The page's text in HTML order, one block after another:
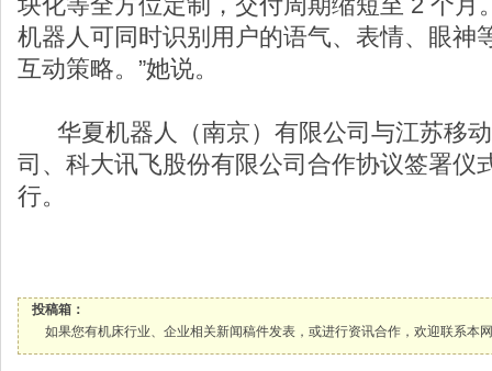
机器人可同时识别用户的语气、表情、眼神
互动策略。”她说。
华夏机器人（南京）有限公司与江苏移
司、科大讯飞股份有限公司合作协议签署仪
行。
投稿箱：
如果您有机床行业、企业相关新闻稿件发表，或进行资讯合作，欢迎联系本